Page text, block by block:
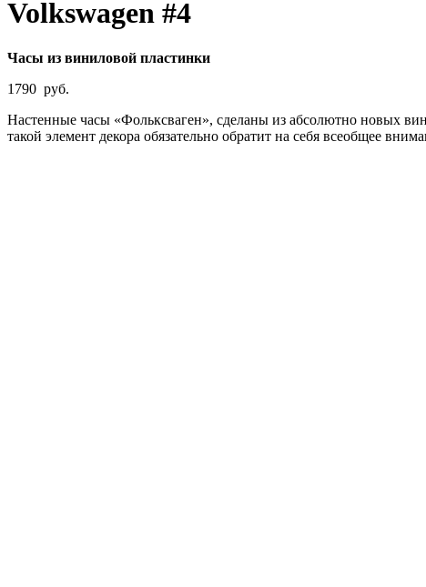
Volkswagen #4
Часы из виниловой пластинки
1790 руб.
Настенные часы «Фольксваген», сделаны из абсолютно новых
такой элемент декора обязательно обратит на себя всеобщее